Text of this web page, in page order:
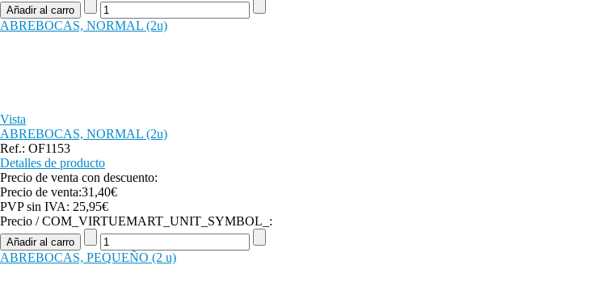
ABREBOCAS, NORMAL (2u)
Vista
ABREBOCAS, NORMAL (2u)
Ref.: OF1153
Detalles de producto
Precio de venta con descuento:
Precio de venta:31,40€
PVP sin IVA: 25,95€
Precio / COM_VIRTUEMART_UNIT_SYMBOL_:
ABREBOCAS, PEQUEÑO (2 u)